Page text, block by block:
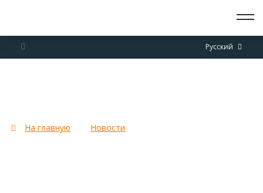
Русский
О СКАУТАХ
КОНТАКТЫ
На главную Новости